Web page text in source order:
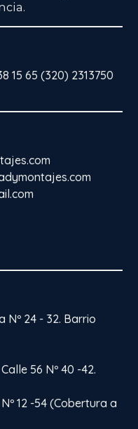
15 65 (320) 2313750
Nº 24 - 32. Barrio
56 Nº 40 -42.
12 -54 (Cobertura a